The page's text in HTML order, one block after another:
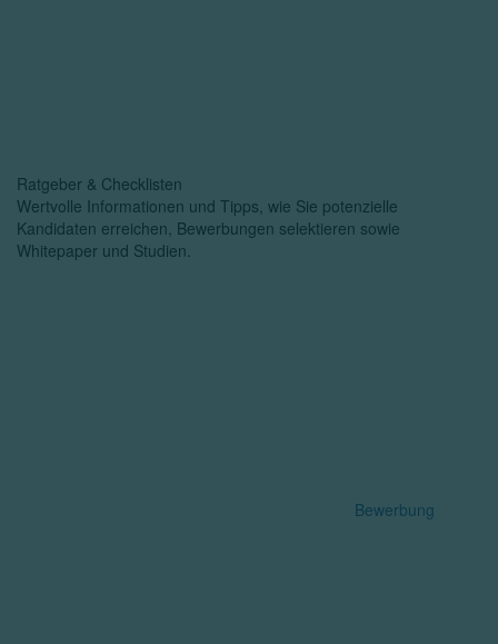
Ratgeber & Checklisten
Wertvolle Informationen und Tipps, wie Sie potenzielle
Kandidaten erreichen, Bewerbungen selektieren sowie
Whitepaper und Studien.
Bewerbung